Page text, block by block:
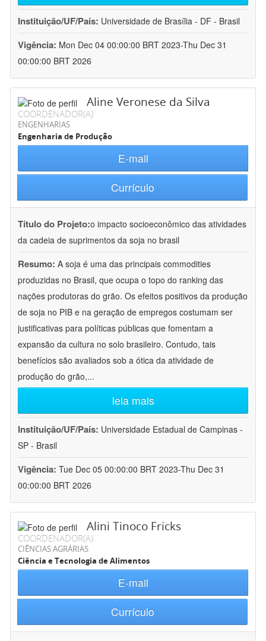
Instituição/UF/País: Universidade de Brasília - DF - Brasil
Vigência: Mon Dec 04 00:00:00 BRT 2023-Thu Dec 31
00:00:00 BRT 2026
Aline Veronese da Silva
COORDENADOR(A)
ENGENHARIAS
Engenharia de Produção
E-mail
Currículo
Título do Projeto:o impacto socioeconômico das atividades
da cadeia de suprimentos da soja no brasil
Resumo: A soja é uma das principais commodities
produzidas no Brasil, que ocupa o topo do ranking das
nações produtoras do grão. Os efeitos positivos da produção
de soja no PIB e na geração de empregos costumam ser
justificativas para políticas públicas que fomentam a
expansão da cultura no solo brasileiro. Contudo, tais
benefícios são avaliados sob a ótica da atividade de
produção do grão,...
leia mais
Instituição/UF/País: Universidade Estadual de Campinas -
SP - Brasil
Vigência: Tue Dec 05 00:00:00 BRT 2023-Thu Dec 31
00:00:00 BRT 2026
Alini Tinoco Fricks
COORDENADOR(A)
CIÊNCIAS AGRÁRIAS
Ciência e Tecnologia de Alimentos
E-mail
Currículo